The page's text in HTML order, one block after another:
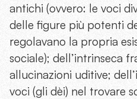
antichi (ovvero: le voci
delle figure più potenti
regolavano la propria
sociale); dell’intrinseca
allucinazioni uditive;
voci (gli dèi) nel trovare